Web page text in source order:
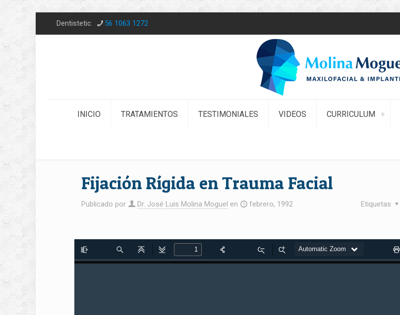
Dentistetic 56 1063 1272
INICIO TRATAMIENTOS TESTIMONIALES VIDEOS CURRICULUM
Fijación Rígida en Trauma Facial
Publicado por Dr. José Luis Molina Moguel en febrero, 1992 Etiquetas